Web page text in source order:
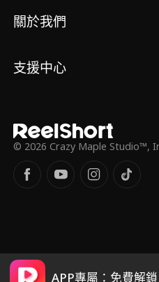
關於我們
支援中心
© 2026 Crazy Maple Studio™,
APP專屬：免費解鎖